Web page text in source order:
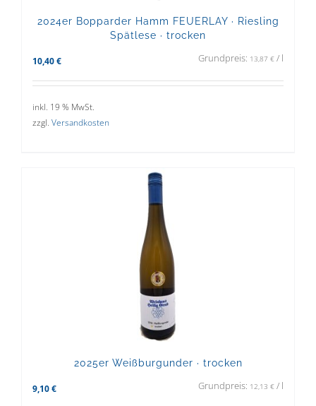
2024er Bopparder Hamm FEUERLAY · Riesling
Spätlese · trocken
10,40 € Grundpreis: 13,87 € / l
inkl. 19 % MwSt.
zzgl. Versandkosten
2025er Weißburgunder · trocken
9,10 € Grundpreis: 12,13 € / l